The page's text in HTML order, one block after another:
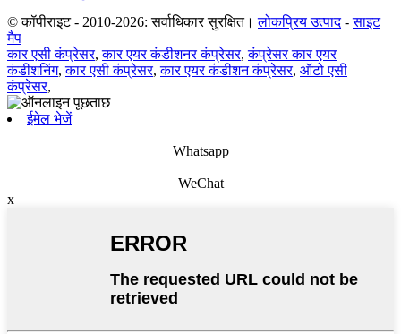
© कॉपीराइट - 2010-2026: सर्वाधिकार सुरक्षित। लोकप्रिय उत्पाद-साइट
मैप
कार एसी कंप्रेसर,कार एयर कंडीशनर कंप्रेसर,कंप्रेसर कार एयर
कंडीशनिंग,कार एसी कंप्रेसर,कार एयर कंडीशन कंप्रेसर, ऑटो एसी
कंप्रेसर,
ईमेल भेजें
Whatsapp
WeChat
x